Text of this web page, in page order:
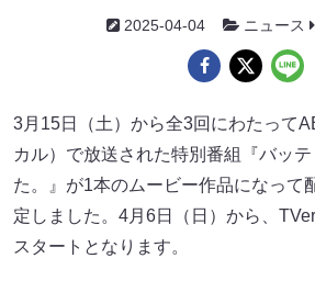
2025-04-04 ニュース
3月15日（土）から全3回にわたって
カル）で放送された特別番組『バッ
た。』が1本のムービー作品になって
定しました。4月6日（日）から、
スタートとなります。